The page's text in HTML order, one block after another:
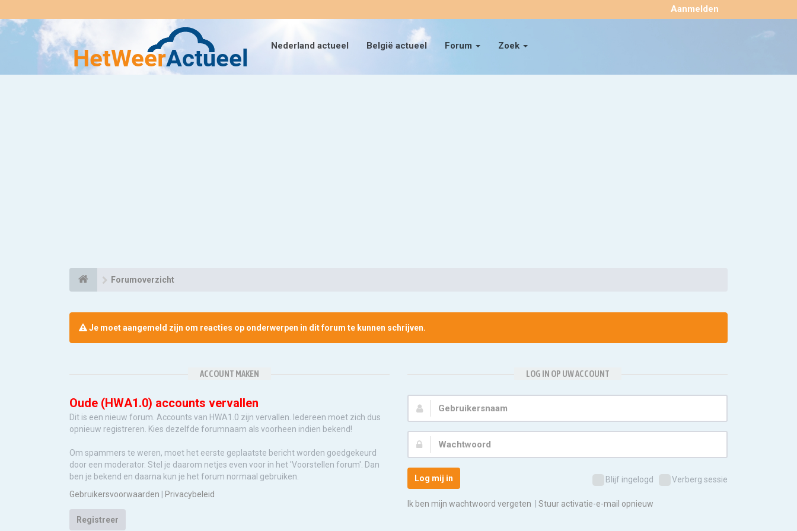
Nederland actueel België actueel Forum Zoek
Aanmelden ×
Forumoverzicht
Je moet aangemeld zijn om reacties op onderwerpen in dit forum te kunnen schrijven.
ACCOUNT MAKEN
Oude (HWA1.0) accounts vervallen
Dit is een nieuw forum. Accounts van HWA1.0 zijn vervallen. Iedereen moet zich dus
opnieuw registreren. Kies dezelfde forumnaam als voorheen indien bekend!
Om spammers te weren, moet het eerste geplaatste bericht worden goedgekeurd
door een moderator. Stel je daarom netjes even voor in het 'Voorstellen forum'. Dan
ben je bekend en daarna kun je het forum normaal gebruiken.
Gebruikersvoorwaarden
Privacybeleid
Registreer
LOG IN OP UW ACCOUNT
Gebruikersnaam:
Wachtwoord:
Blijf ingelogd Verberg sessie
Log mij in
Ik ben mijn wachtwoord vergeten Stuur activatie-e-mail opnieuw